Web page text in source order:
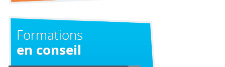
Formations
en conseil